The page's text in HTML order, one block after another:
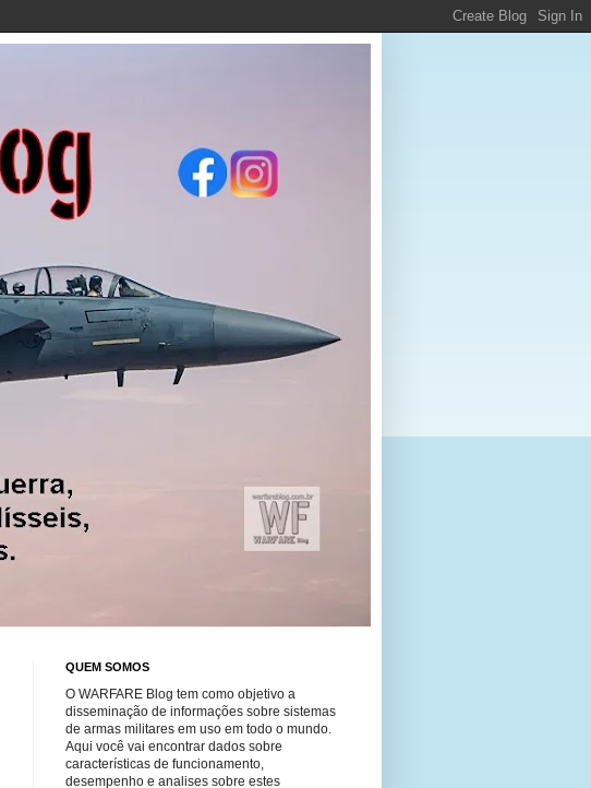
QUEM SOMOS
O WARFARE Blog tem como objetivo a
disseminação de informações sobre sistemas
de armas militares em uso em todo o mundo.
Aqui você vai encontrar dados sobre
características de funcionamento,
desempenho e analises sobre estes